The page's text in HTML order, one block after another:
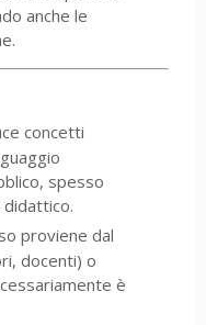
anche le
concetti
spesso
proviene dal
docenti) o
è